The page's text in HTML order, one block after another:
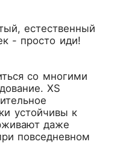
естественный
- просто иди!
со многими
XS
устойчивы к
даже
повседневном